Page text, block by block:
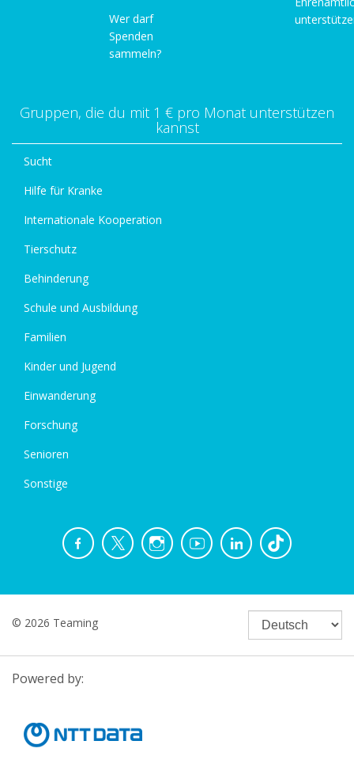
Wer darf
Spenden
sammeln?
Gruppen, die du mit 1 € pro Monat unterstützen
kannst
Sucht
Hilfe für Kranke
Internationale Kooperation
Tierschutz
Behinderung
Schule und Ausbildung
Familien
Kinder und Jugend
Einwanderung
Forschung
Senioren
Sonstige
© 2026 Teaming
Powered by: